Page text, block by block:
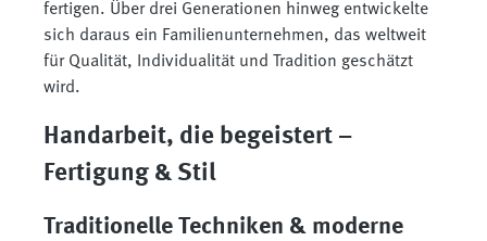
fertigen. Über drei Generationen hinweg entwickelte
sich daraus ein Familienunternehmen, das weltweit
für Qualität, Individualität und Tradition geschätzt
wird.
Handarbeit, die begeistert –
Fertigung & Stil
Traditionelle Techniken & moderne